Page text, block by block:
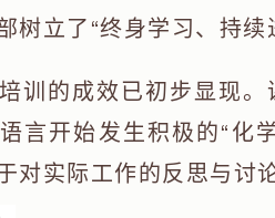
树立了“终身学习、持续
训的成效已初步显现
言开始发生积极的“化
对实际工作的反思与讨